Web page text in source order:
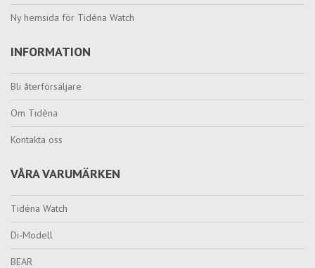
Ny hemsida för Tidéna Watch
INFORMATION
Bli återförsäljare
Om Tidèna
Kontakta oss
VÅRA VARUMÄRKEN
Tidéna Watch
Di-Modell
BEAR